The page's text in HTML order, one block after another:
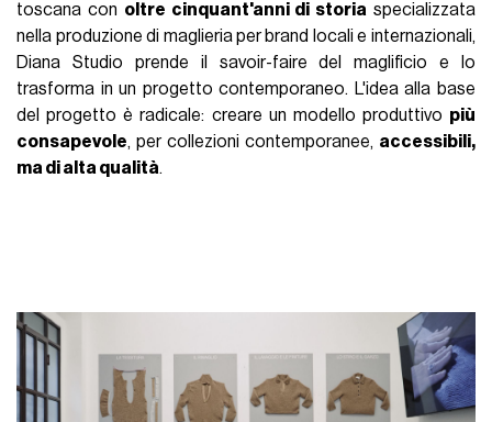
toscana con oltre cinquant'anni di storia specializzata
nella produzione di maglieria per brand locali e internazionali,
Diana Studio prende il savoir-faire del maglificio e lo
trasforma in un progetto contemporaneo. L'idea alla base
del progetto è radicale: creare un modello produttivo più
consapevole, per collezioni contemporanee, accessibili,
ma di alta qualità.